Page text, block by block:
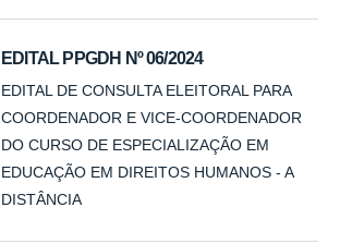
EDITAL PPGDH Nº 06/2024
EDITAL DE CONSULTA ELEITORAL PARA
COORDENADOR E VICE-COORDENADOR
DO CURSO DE ESPECIALIZAÇÃO EM
EDUCAÇÃO EM DIREITOS HUMANOS - A
DISTÂNCIA